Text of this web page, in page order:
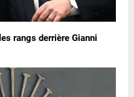
rangs derrière Gianni